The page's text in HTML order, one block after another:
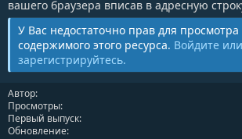
а
н
и
я
вашего браузера вписав в адресную
У Вас недостаточно прав для просмотра
содержимого этого ресурса. Войдите или
зарегистрируйтесь.
Автор
Просмотры
Первый выпуск
Обновление